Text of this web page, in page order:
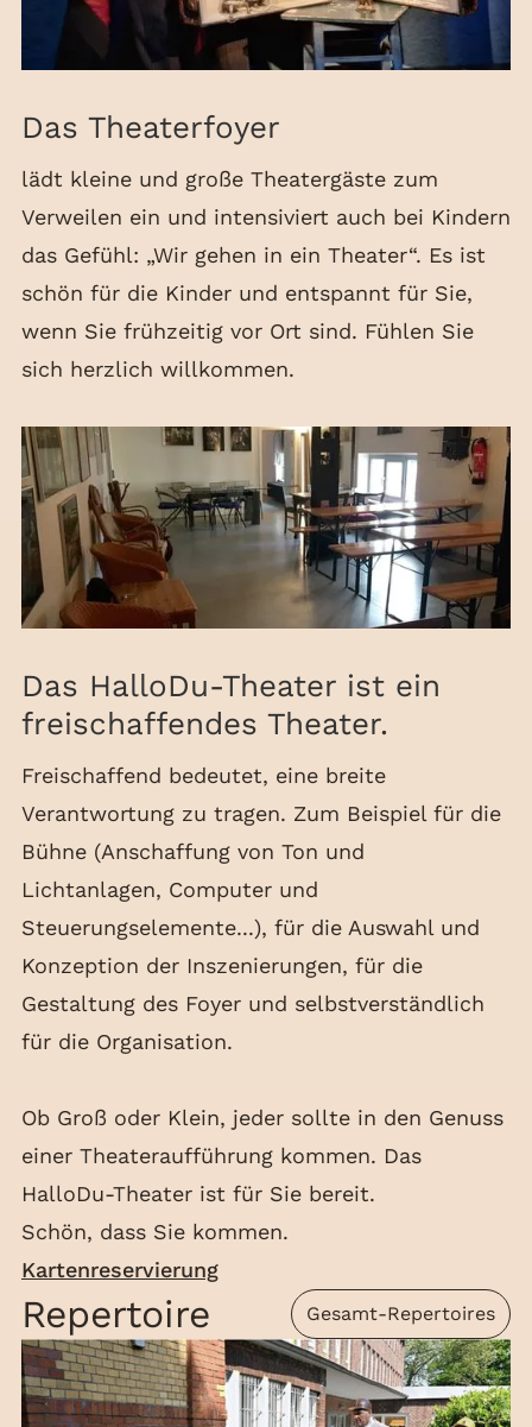
Das Theaterfoyer
lädt kleine und große Theatergäste zum
Verweilen ein und intensiviert auch bei Kindern
das Gefühl: „Wir gehen in ein Theater“. Es ist
schön für die Kinder und entspannt für Sie,
wenn Sie frühzeitig vor Ort sind. Fühlen Sie
sich herzlich willkommen.
Das HalloDu-Theater ist ein
freischaffendes Theater.
Freischaffend bedeutet, eine breite
Verantwortung zu tragen. Zum Beispiel für die
Bühne (Anschaffung von Ton und
Lichtanlagen, Computer und
Steuerungselemente...), für die Auswahl und
Konzeption der Inszenierungen, für die
Gestaltung des Foyer und selbstverständlich
für die Organisation.
Ob Groß oder Klein, jeder sollte in den Genuss
einer Theateraufführung kommen. Das
HalloDu-Theater ist für Sie bereit.
Schön, dass Sie kommen.
Kartenreservierung
Repertoire Gesamt-Repertoires